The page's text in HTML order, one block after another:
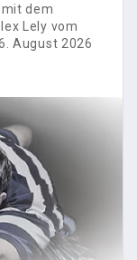
dem
Lely vom
August 2026